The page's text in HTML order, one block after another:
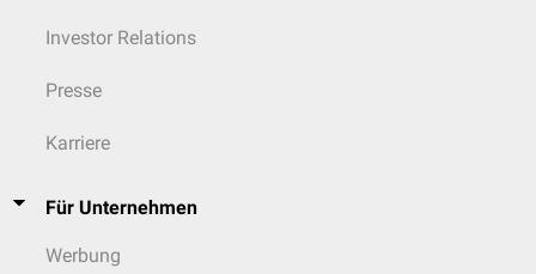
Krankheitseinstellung: Einsicht in die
Investor Relations
Presse
Karriere
Für Unternehmen
Werbung